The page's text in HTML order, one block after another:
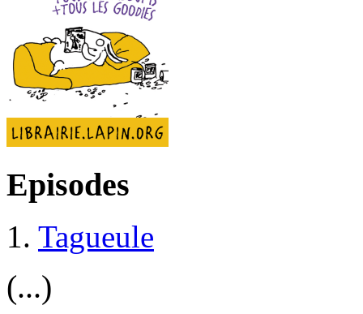
Episodes
1. Tagueule
(...)